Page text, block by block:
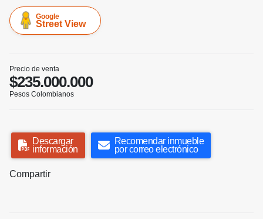
Google
Street View
Precio de venta
$235.000.000
Pesos Colombianos
Descargar
información
Recomendar inmueble
por correo electrónico
Compartir